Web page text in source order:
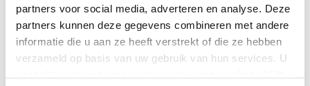
partners voor social media, adverteren en analyse. Deze
partners kunnen deze gegevens combineren met andere
informatie die u aan ze heeft verstrekt of die ze hebben
verzameld op basis van uw gebruik van hun services. U
Vast verblijf wandelvakanties